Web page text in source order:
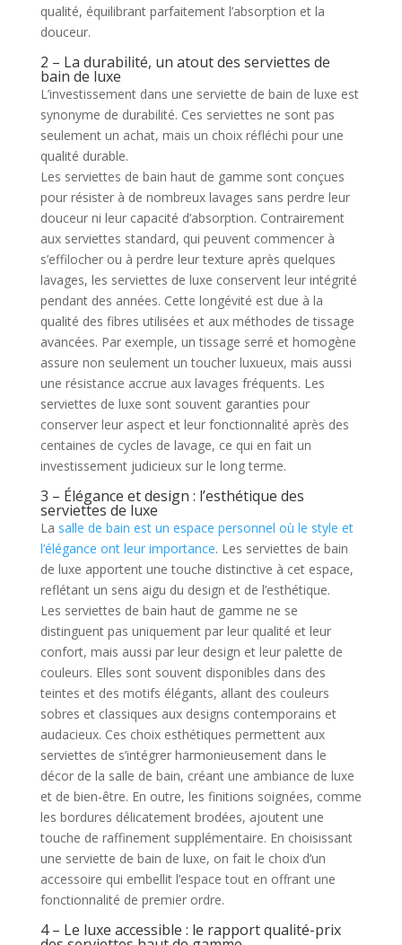
qualité, équilibrant parfaitement l’absorption et la
douceur.
2 – La durabilité, un atout des serviettes de
bain de luxe
L’investissement dans une serviette de bain de luxe est
synonyme de durabilité. Ces serviettes ne sont pas
seulement un achat, mais un choix réfléchi pour une
qualité durable.
Les serviettes de bain haut de gamme sont conçues
pour résister à de nombreux lavages sans perdre leur
douceur ni leur capacité d’absorption. Contrairement
aux serviettes standard, qui peuvent commencer à
s’effilocher ou à perdre leur texture après quelques
lavages, les serviettes de luxe conservent leur intégrité
pendant des années. Cette longévité est due à la
qualité des fibres utilisées et aux méthodes de tissage
avancées. Par exemple, un tissage serré et homogène
assure non seulement un toucher luxueux, mais aussi
une résistance accrue aux lavages fréquents. Les
serviettes de luxe sont souvent garanties pour
conserver leur aspect et leur fonctionnalité après des
centaines de cycles de lavage, ce qui en fait un
investissement judicieux sur le long terme.
3 – Élégance et design : l’esthétique des
serviettes de luxe
La salle de bain est un espace personnel où le style et
l’élégance ont leur importance. Les serviettes de bain
de luxe apportent une touche distinctive à cet espace,
reflétant un sens aigu du design et de l’esthétique.
Les serviettes de bain haut de gamme ne se
distinguent pas uniquement par leur qualité et leur
confort, mais aussi par leur design et leur palette de
couleurs. Elles sont souvent disponibles dans des
teintes et des motifs élégants, allant des couleurs
sobres et classiques aux designs contemporains et
audacieux. Ces choix esthétiques permettent aux
serviettes de s’intégrer harmonieusement dans le
décor de la salle de bain, créant une ambiance de luxe
et de bien-être. En outre, les finitions soignées, comme
les bordures délicatement brodées, ajoutent une
touche de raffinement supplémentaire. En choisissant
une serviette de bain de luxe, on fait le choix d’un
accessoire qui embellit l’espace tout en offrant une
fonctionnalité de premier ordre.
4 – Le luxe accessible : le rapport qualité-prix